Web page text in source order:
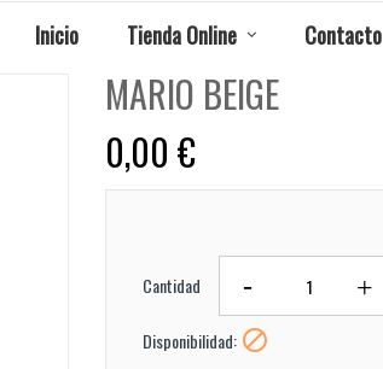
Inicio Tienda Online Contacto
MARIO BEIGE
0,00 €
Cantidad
Disponibilidad: 